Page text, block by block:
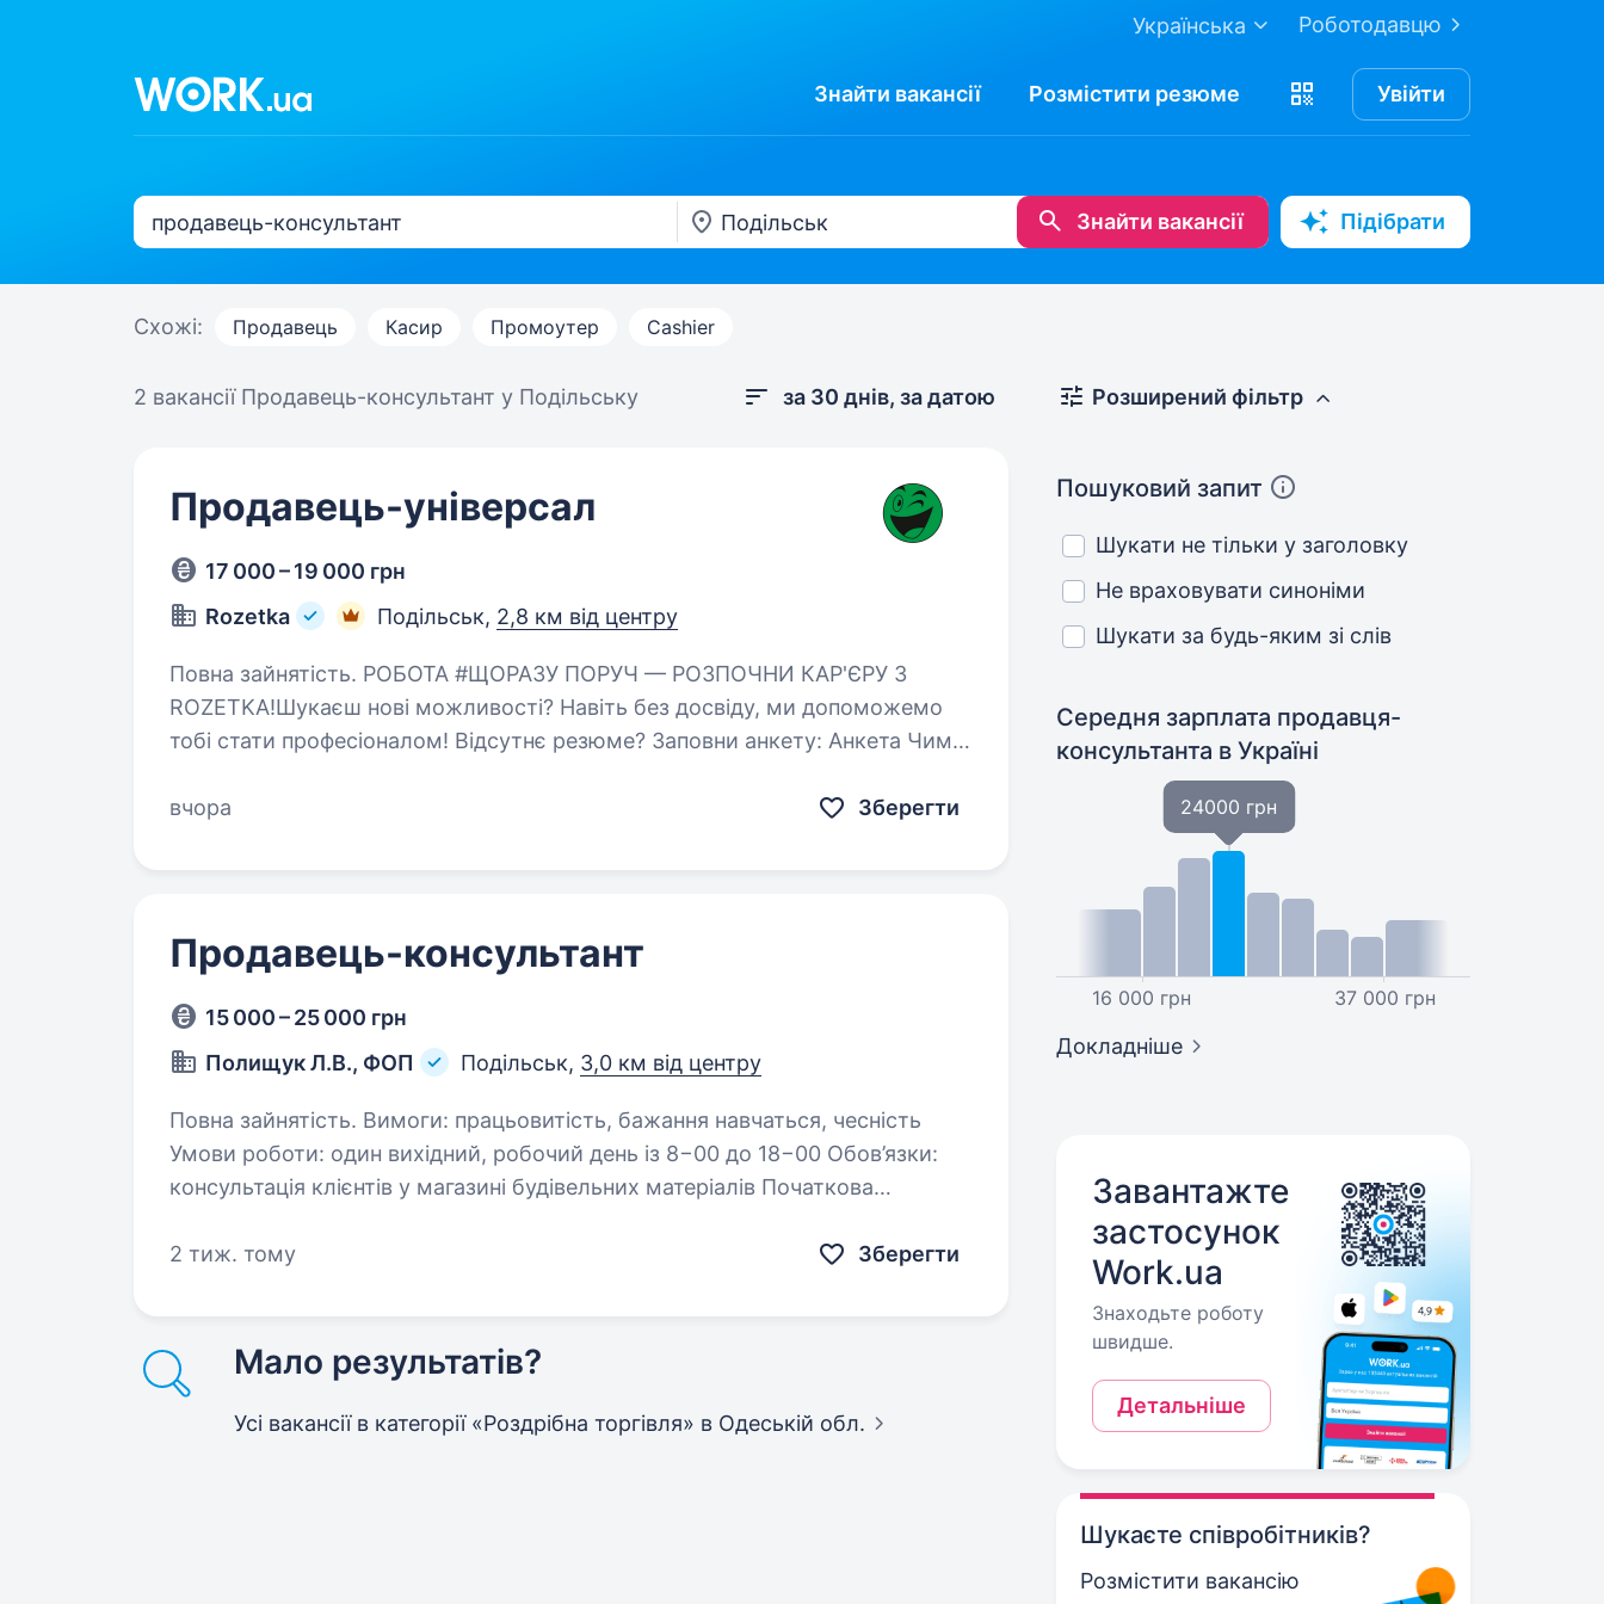
Роботодавцю
Українська
Знайти вакансії Розмістити резюме Увійти
Знайти вакансії Підібрати
Схожі: Продавець Касир Промоутер Cashier
2 вакансії Продавець-консультант у Подільську за 30 днів, за датою
Продавець-універсал
17 000 – 19 000 грн
Rozetka
Подільськ, 2,8 км від центру
Повна зайнятість. РОБОТА #ЩОРАЗУ ПОРУЧ — РОЗПОЧНИ КАР'ЄРУ З
ROZETKA!Шукаєш нові можливості? Навіть без досвіду, ми допоможемо
тобі стати професіоналом! Відсутнє резюме? Заповни анкету: Анкета Чим
вчора
Зберегти
Продавець-консультант
15 000 – 25 000 грн
Полищук Л.В., ФОП
Подільськ, 3,0 км від центру
Повна зайнятість. Вимоги: працьовитість, бажання навчаться, чесність
Умови роботи: один вихідний, робочий день із 8−00 до 18−00 Обов’язки:
консультація клієнтів у магазині будівельних матеріалів Початкова…
2 тиж. тому Зберегти
Мало результатів?
Усі вакансії в категорії «Роздрібна торгівля» в Одеській обл.
Розширений фільтр
Пошуковий запит
Шукати не тільки у заголовку
Не враховувати синоніми
Шукати за будь-яким зі слів
Середня зарплата продавця-
консультанта в Україні
16 000 грн
24000 грн
37 000 грн
Докладніше
Завантажте
застосунок
Work.ua
Знаходьте роботу
швидше.
Детальніше
Шукаєте співробітників?
Розмістити вакансію